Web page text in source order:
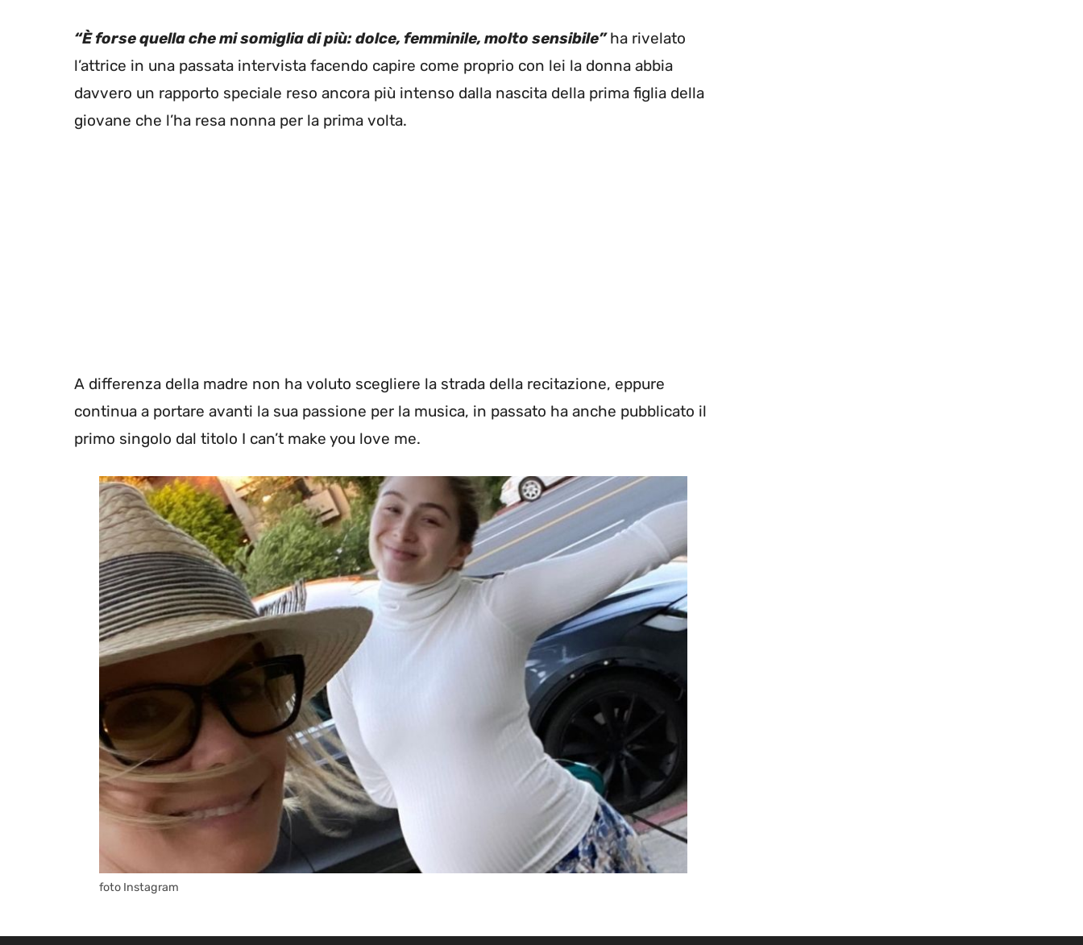
“È forse quella che mi somiglia di più: dolce, femminile, molto sensibile” ha rivelato
l’attrice in una passata intervista facendo capire come proprio con lei la donna abbia
davvero un rapporto speciale reso ancora più intenso dalla nascita della prima figlia della
giovane che l’ha resa nonna per la prima volta.
A differenza della madre non ha voluto scegliere la strada della recitazione, eppure
continua a portare avanti la sua passione per la musica, in passato ha anche pubblicato il
primo singolo dal titolo I can’t make you love me.
foto Instagram